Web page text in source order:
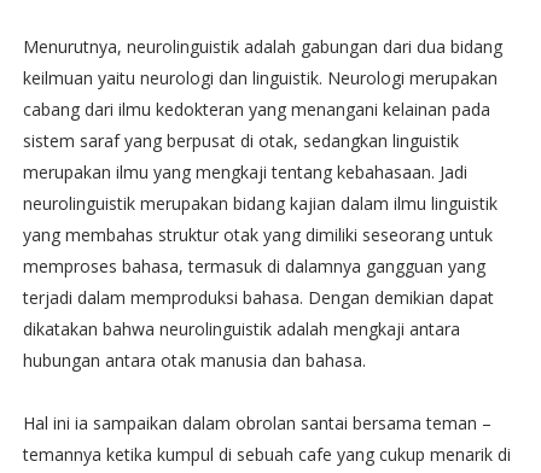
Menurutnya, neurolinguistik adalah gabungan dari dua bidang
keilmuan yaitu neurologi dan linguistik. Neurologi merupakan
cabang dari ilmu kedokteran yang menangani kelainan pada
sistem saraf yang berpusat di otak, sedangkan linguistik
merupakan ilmu yang mengkaji tentang kebahasaan. Jadi
neurolinguistik merupakan bidang kajian dalam ilmu linguistik
yang membahas struktur otak yang dimiliki seseorang untuk
memproses bahasa, termasuk di dalamnya gangguan yang
terjadi dalam memproduksi bahasa. Dengan demikian dapat
dikatakan bahwa neurolinguistik adalah mengkaji antara
hubungan antara otak manusia dan bahasa.
Hal ini ia sampaikan dalam obrolan santai bersama teman –
temannya ketika kumpul di sebuah cafe yang cukup menarik di